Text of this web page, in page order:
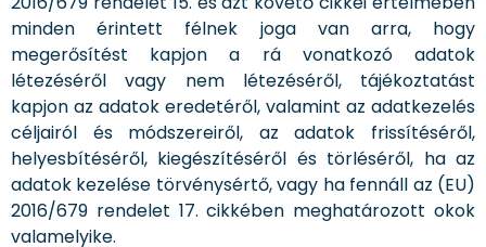
minden érintett félnek joga van arra, hogy
megerősítést kapjon a rá vonatkozó adatok
létezéséről vagy nem létezéséről, tájékoztatást
kapjon az adatok eredetéről, valamint az adatkezelés
céljairól és módszereiről, az adatok frissítéséről,
helyesbítéséről, kiegészítéséről és törléséről, ha az
adatok kezelése törvénysértő, vagy ha fennáll az (EU)
2016/679 rendelet 17. cikkében meghatározott okok
valamelyike.